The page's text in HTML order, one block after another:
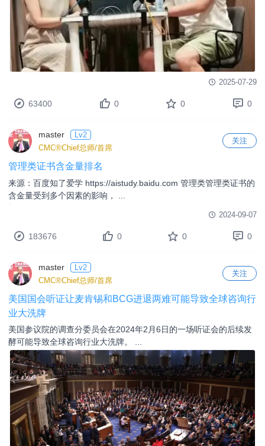
2025-07-29
63400 0 0 0
master
Lv2
CMC®Chief总师/首席
关注
管理类证书含金量排名
来源：百度知了爱学 https://aistudy.baidu.com 管理类管理类证书的
含金量受到多个因素的影响， ...
2024-09-07
183676 0 0 0
master
Lv2
CMC®Chief总师/首席
关注
美国国会听证让麦肯锡和BCG进退两难可能导致全球咨询行
业大洗牌
美国参议院的调查分委员会在2024年2月6日的一场听证会的后续发
酵可能导致全球咨询行业大洗牌。 ...